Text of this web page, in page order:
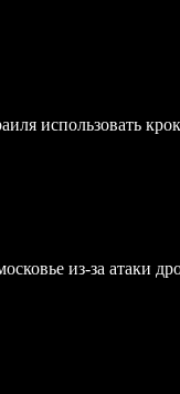
использовать
из-за атаки